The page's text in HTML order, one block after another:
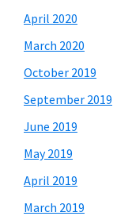
April 2020
March 2020
October 2019
September 2019
June 2019
May 2019
April 2019
March 2019